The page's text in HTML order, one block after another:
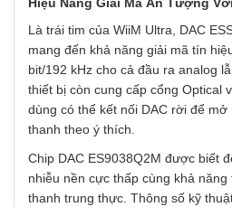
Hiệu Năng Giải Mã Ấn Tượng Với
Là trái tim của WiiM Ultra, DAC
mang đến khả năng giải mã tín
bit/192 kHz cho cả đầu ra analog
thiết bị còn cung cấp cổng Optical
dùng có thể kết nối DAC rời để mở
thanh theo ý thích.
Chip DAC ES9038Q2M được biết
nhiễu nền cực thấp cùng khả
thanh trung thực. Thông số kỹ